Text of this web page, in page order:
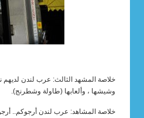
خلاصة المشهد الثالث: عرب لندن لديهم
وشيشها ، وألعابها (طاولة وشطرنج).
خلاصة المشاهد: عرب لندن أرجوكم..